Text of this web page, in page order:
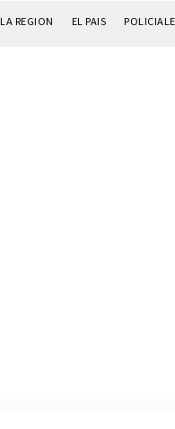
LA REGION EL PAIS